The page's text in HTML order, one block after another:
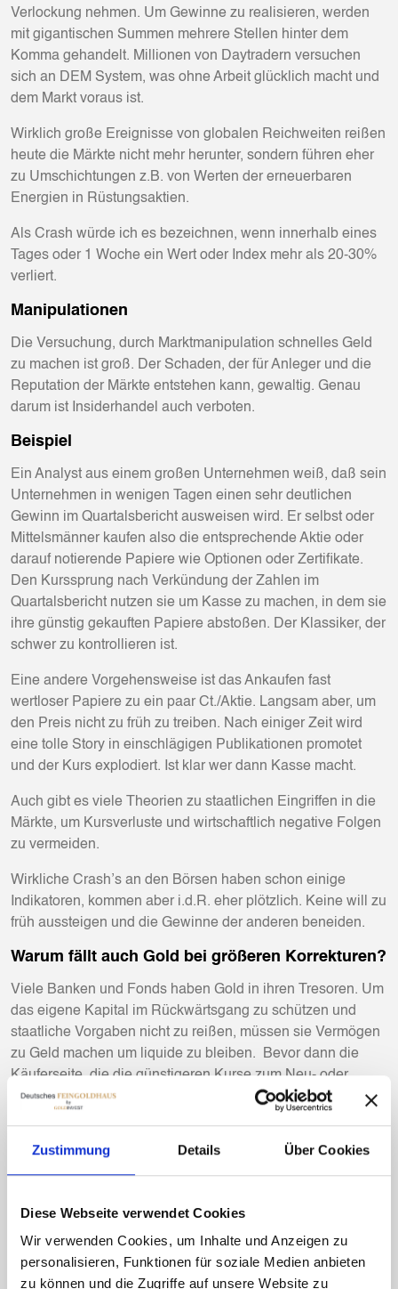
Zustimmung Details Über Cookies
Diese Webseite verwendet Cookies
Wir verwenden Cookies, um Inhalte und Anzeigen zu
personalisieren, Funktionen für soziale Medien anbieten
zu können und die Zugriffe auf unsere Website zu
Verlockung nehmen. Um Gewinne zu realisieren, werden
mit gigantischen Summen mehrere Stellen hinter dem
Komma gehandelt. Millionen von Daytradern versuchen
sich an DEM System, was ohne Arbeit glücklich macht und
dem Markt voraus ist.
Wirklich große Ereignisse von globalen Reichweiten reißen
heute die Märkte nicht mehr herunter, sondern führen eher
zu Umschichtungen z.B. von Werten der erneuerbaren
Energien in Rüstungsaktien.
Als Crash würde ich es bezeichnen, wenn innerhalb eines
Tages oder 1 Woche ein Wert oder Index mehr als 20-30%
verliert.
Manipulationen
Die Versuchung, durch Marktmanipulation schnelles Geld
zu machen ist groß. Der Schaden, der für Anleger und die
Reputation der Märkte entstehen kann, gewaltig. Genau
darum ist Insiderhandel auch verboten.
Beispiel
Ein Analyst aus einem großen Unternehmen weiß, daß sein
Unternehmen in wenigen Tagen einen sehr deutlichen
Gewinn im Quartalsbericht ausweisen wird. Er selbst oder
Mittelsmänner kaufen also die entsprechende Aktie oder
darauf notierende Papiere wie Optionen oder Zertifikate.
Den Kurssprung nach Verkündung der Zahlen im
Quartalsbericht nutzen sie um Kasse zu machen, in dem sie
ihre günstig gekauften Papiere abstoßen. Der Klassiker, der
schwer zu kontrollieren ist.
Eine andere Vorgehensweise ist das Ankaufen fast
wertloser Papiere zu ein paar Ct./Aktie. Langsam aber, um
den Preis nicht zu früh zu treiben. Nach einiger Zeit wird
eine tolle Story in einschlägigen Publikationen promotet
und der Kurs explodiert. Ist klar wer dann Kasse macht.
Auch gibt es viele Theorien zu staatlichen Eingriffen in die
Märkte, um Kursverluste und wirtschaftlich negative Folgen
zu vermeiden.
Wirkliche Crash’s an den Börsen haben schon einige
Indikatoren, kommen aber i.d.R. eher plötzlich. Keine will zu
früh aussteigen und die Gewinne der anderen beneiden.
Warum fällt auch Gold bei größeren Korrekturen?
Viele Banken und Fonds haben Gold in ihren Tresoren. Um
das eigene Kapital im Rückwärtsgang zu schützen und
staatliche Vorgaben nicht zu reißen, müssen sie Vermögen
zu Geld machen um liquide zu bleiben. Bevor dann die
Käuferseite, die die günstigeren Kurse zum Neu- oder
Nachkauf nutzt und das den Markt nennenswert beeinflusst,
Der langfristige Anleger, egal in welcher Form, kauft am
Besten regelmässig und sitzt Korrekturen ohne panische
Ich weiß weder ob noch wann. Die defacto Pleite einer der
weltweit größten Banken im März 2023 (die dann durch